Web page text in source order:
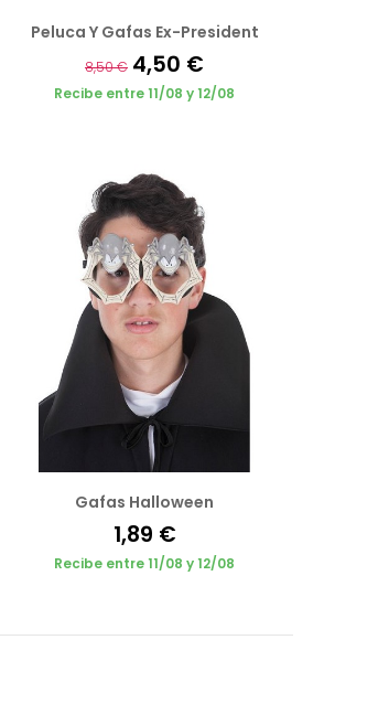
Peluca Y Gafas Ex-President
8,50 € 4,50 €
Recibe entre 11/08 y 12/08
Gafas Halloween
1,89 €
Recibe entre 11/08 y 12/08